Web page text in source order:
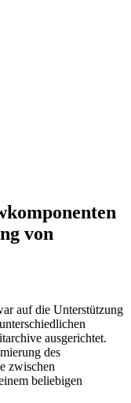
von
auf die Unterstützung
ausgerichtet.
des
zwischen
beliebigen